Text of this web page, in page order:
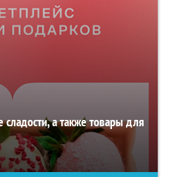
а также товары для